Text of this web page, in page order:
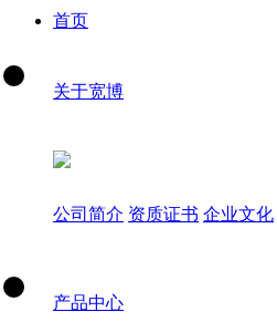
首页
关于宽博
公司简介 资质证书 企业文化
产品中心